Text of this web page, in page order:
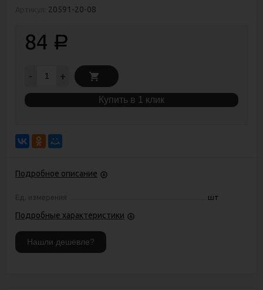
20591-20-08
84 Р
- +
Купить в 1 клик
Подробное описание
Ед. измерения шт
Подробные характеристики